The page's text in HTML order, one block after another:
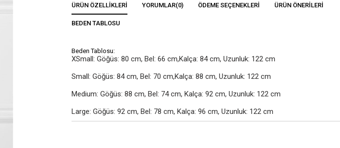
ÜRÜN ÖZELLIKLERI YORUMLAR(0) ÖDEME SEÇENEKLERI ÜRÜN ÖNERILERI
BEDEN TABLOSU
Beden Tablosu:
XSmall: Göğüs: 80 cm, Bel: 66 cm,Kalça: 84 cm, Uzunluk: 122 cm
Small: Göğüs: 84 cm, Bel: 70 cm,Kalça: 88 cm, Uzunluk: 122 cm
Medium: Göğüs: 88 cm, Bel: 74 cm, Kalça: 92 cm, Uzunluk: 122 cm
Large: Göğüs: 92 cm, Bel: 78 cm, Kalça: 96 cm, Uzunluk: 122 cm